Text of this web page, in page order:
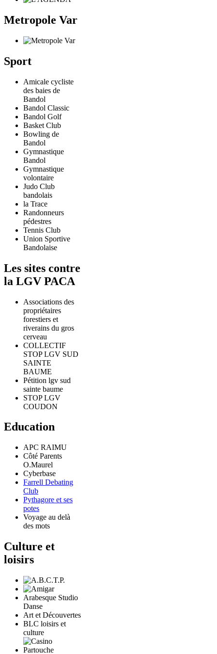
Metropole Var
Sport
Amicale cycliste
des baies de
Bandol
Bandol Classic
Bandol Golf
Basket Club
Bowling de
Bandol
Gymnastique
Bandol
Gymnastique
volontaire
Judo Club
bandolais
la Trace
Randonneurs
pédestres
Tennis Club
Union Sportive
Bandolaise
Les sites contre
la LGV PACA
Associations des
propriétaires
forestiers et
riverains du gros
cerveau
COLLECTIF
STOP LGV SUD
SAINTE
BAUME
Pétition lgv sud
sainte baume
STOP LGV
COUDON
Education
APC RAIMU
Côté Parents
O.Maurel
Cyberbase
Farrell Debating
Club
Pythagore et ses
potes
Voyage au delà
des mots
Culture et
loisirs
Arabesque Studio
Danse
Art et Découvertes
BLC loisirs et
culture